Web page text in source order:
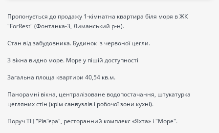
Пропонується до продажу 1-кімнатна квартира біля моря в ЖК
"ForRest" (Фонтанка-3, Лиманський р-н).
Стан від забудовника. Будинок із червоної цегли.
З вікна видно море. Море у пішій доступності
Загальна площа квартири 40,54 кв.м.
Панорамні вікна, централізоване водопостачання, штукатурка
цегляних стін (крім санвузлів і робочої зони кухні).
Поруч ТЦ "Рів"єра", ресторанний комплекс «Яхта» і "Море".